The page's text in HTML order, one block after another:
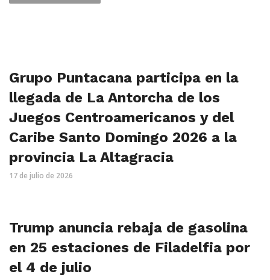
Grupo Puntacana participa en la
llegada de La Antorcha de los
Juegos Centroamericanos y del
Caribe Santo Domingo 2026 a la
provincia La Altagracia
17 de julio de 2026
Trump anuncia rebaja de gasolina
en 25 estaciones de Filadelfia por
el 4 de julio